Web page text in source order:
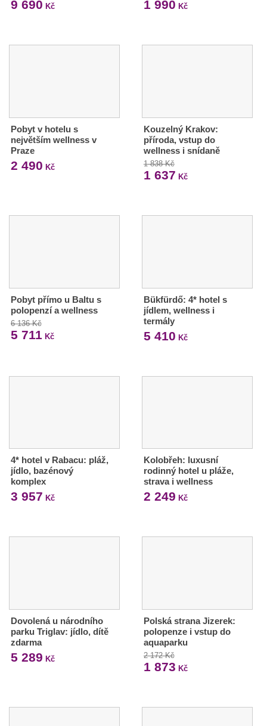
9 690 Kč 1 990 Kč
Pobyt v hotelu s
největším wellness v
Praze
2 490 Kč
Kouzelný Krakov:
příroda, vstup do
wellness i snídaně
1 838 Kč
1 637 Kč
Pobyt přímo u Baltu s
polopenzí a wellness
6 136 Kč
5 711 Kč
Bükfürdő: 4* hotel s
jídlem, wellness i
termály
5 410 Kč
4* hotel v Rabacu: pláž,
jídlo, bazénový
komplex
3 957 Kč
Kolobřeh: luxusní
rodinný hotel u pláže,
strava i wellness
2 249 Kč
Dovolená u národního
parku Triglav: jídlo, dítě
zdarma
5 289 Kč
Polská strana Jizerek:
polopenze i vstup do
aquaparku
2 172 Kč
1 873 Kč